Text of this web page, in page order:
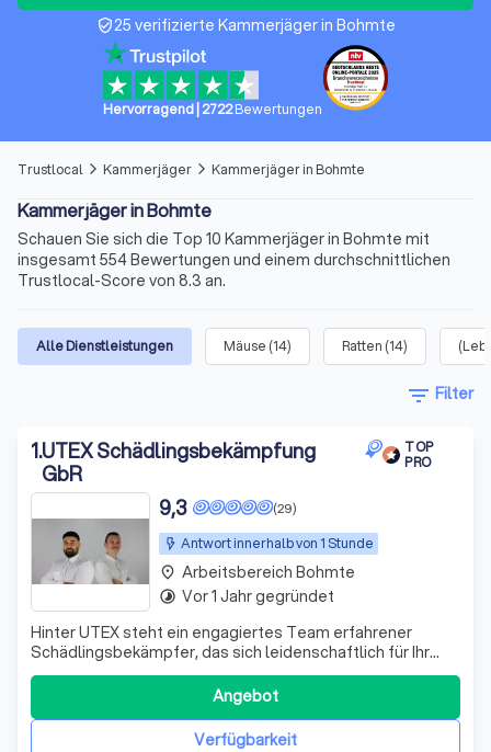
verified_user25 verifizierte Kammerjäger in Bohmte
Hervorragend| 2722 Bewertungen
Trustlocal arrow_forward_ios Kammerjäger arrow_forward_ios Kammerjäger in Bohmte
Kammerjäger in Bohmte
Schauen Sie sich die Top 10 Kammerjäger in Bohmte mit
insgesamt 554 Bewertungen und einem durchschnittlichen
Trustlocal-Score von 8.3 an.
Alle Dienstleistungen Mäuse (14) Ratten (14)
filter_list Filter
1.UTEX Schädlingsbekämpfung
GbR
TOP
PRO
Antwort innerhalb von 1 Stunde
(29)
9,3
Hinter UTEX steht ein engagiertes Team erfahrener
Schädlingsbekämpfer, das sich leidenschaftlich für Ihr
Wohlbefinden einsetzt. Wir spezialisieren uns auf die
Bekämpfung von Schädlingen wie Mäusen, Ratten,
Ameisen und Wespen. Unser Ansatz ist ganzheitlich: Wir
bieten nicht nur effektive Lösungen zur
Verfügbarkeit
Angebot
place Arbeitsbereich Bohmte
timelapse Vor 1 Jahr gegründet